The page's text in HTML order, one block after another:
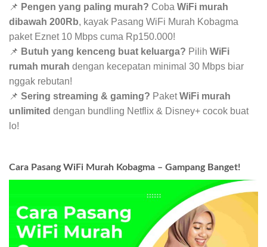
📌 Pengen yang paling murah? Coba WiFi murah
dibawah 200Rb, kayak Pasang WiFi Murah Kobagma
paket Eznet 10 Mbps cuma Rp150.000!
📌 Butuh yang kenceng buat keluarga? Pilih WiFi
rumah murah dengan kecepatan minimal 30 Mbps biar
nggak rebutan!
📌 Sering streaming & gaming? PaketWiFi murah
unlimited dengan bundling Netflix & Disney+ cocok buat
lo!
Cara Pasang WiFi Murah Kobagma – Gampang Banget!